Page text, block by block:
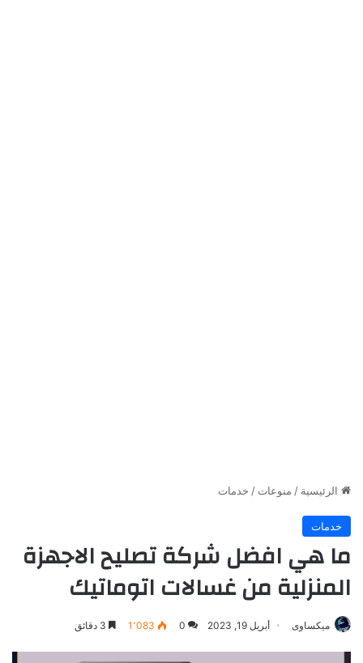
الرئيسية / منوعات / خدمات
خدمات
ما هي افضل شركة تصليح الاجهزة
المنزلية من غسالات اتوماتيك
ميكساوى أبريل 19, 2023 0 1٬083